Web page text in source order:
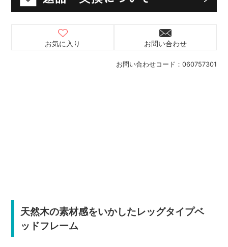
お問い合わせコード： 060757301
お気に入り お問い合わせ
天然木の素材感をいかしたレッグタイプベ
ッドフレーム